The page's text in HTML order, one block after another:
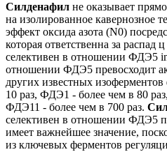
Силденафил не оказывает
на изолированное кавернозное
эффект оксида азота (N0)
которая ответственна за распад
селективен в отношении ФДЭ5
отношении ФДЭ5 превосходит
других известных
10 раз, ФДЭ1 - более чем в 80
ФДЭ11 - более чем в 700 раз.
селективен в отношении ФДЭ5
имеет важнейшее значение,
из ключевых ферментов